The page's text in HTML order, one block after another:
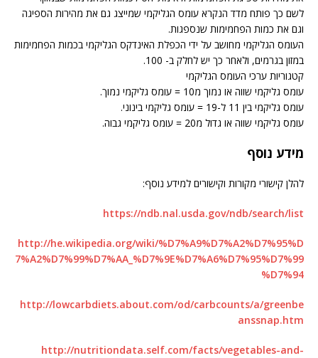
לשם כך פותח מדד הנקרא עומס הגליקמי שמייצג גם את מהירות הספיגה
וגם את כמות הפחמימות שנספגות.
העומס הגליקמי מחושב על ידי הכפלת האינדקס הגליקמי בכמות הפחמימות
במזון בגרמים, ולאחר כך יש לחלק ב- 100.
קטגוריות ערכי העומס הגליקמי
עומס גליקמי שווה או נמוך מ10 = עומס גליקמי נמוך.
עומס גליקמי בין 11 ל-19 = עומס גליקמי בינוני.
עומס גליקמי שווה או גדול מ20 = עומס גליקמי גבוה.
מידע נוסף
להלן קישורי מקורות וקישורים למידע נוסף:
https://ndb.nal.usda.gov/ndb/search/list
http://he.wikipedia.org/wiki/%D7%A9%D7%A2%D7%95%D
7%A2%D7%99%D7%AA_%D7%9E%D7%A6%D7%95%D7%99
%D7%94
http://lowcarbdiets.about.com/od/carbcounts/a/greenbe
anssnap.htm
http://nutritiondata.self.com/facts/vegetables-and-